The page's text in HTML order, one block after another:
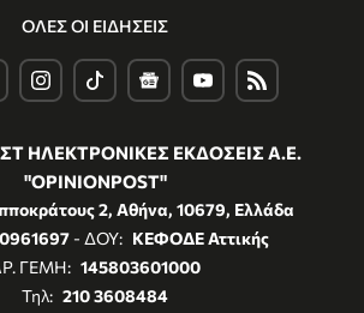
ΟΛΕΣ ΟΙ ΕΙΔΗΣΕΙΣ
ΗΛΕΚΤΡΟΝΙΚΕΣ ΕΚΔΟΣΕΙΣ Α.Ε.
"OPINIONPOST"
2, Αθήνα, 10679, Ελλάδα
- ΔΟΥ: ΚΕΦΟΔΕ Αττικής
ΓΕΜΗ: 145803601000
Τηλ: 210 3608484